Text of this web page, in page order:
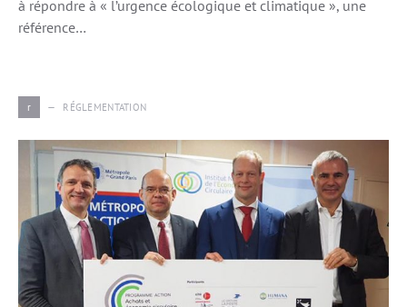
à répondre à « l’urgence écologique et climatique », une
référence…
r RÉGLEMENTATION